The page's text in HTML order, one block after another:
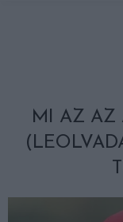
MI AZ AZ